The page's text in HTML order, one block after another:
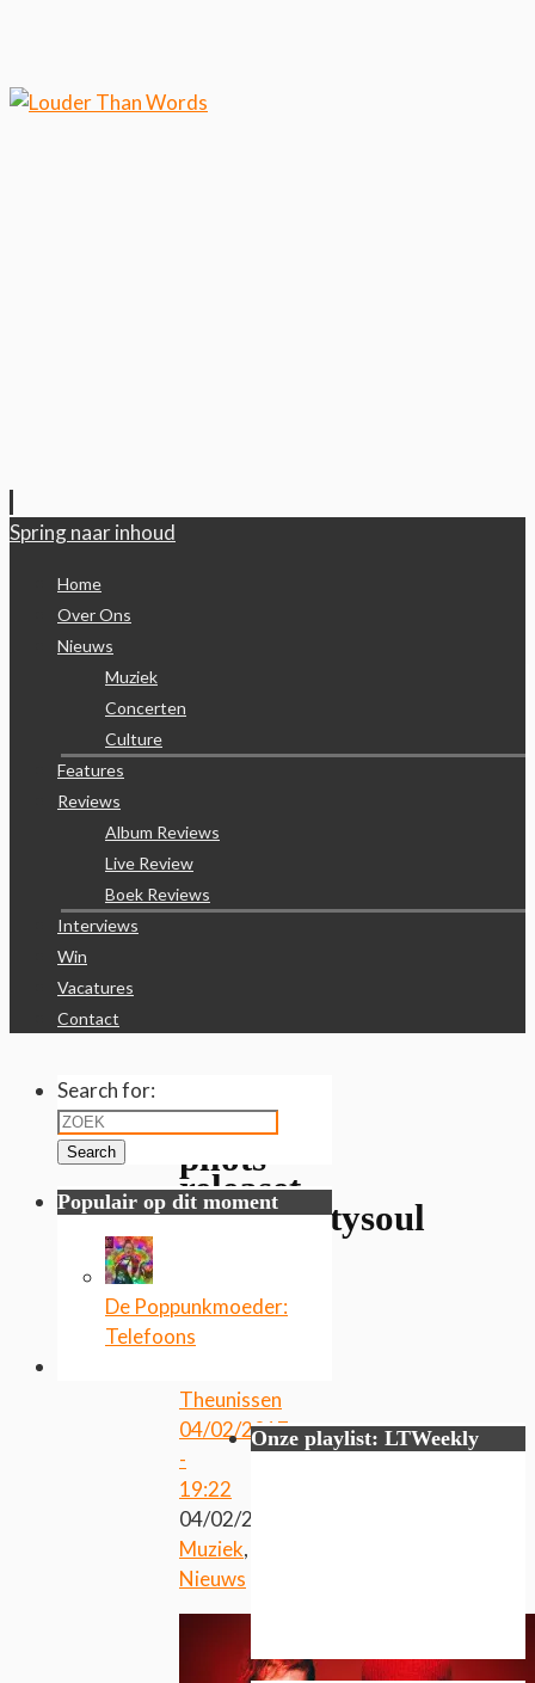
Spring naar inhoud
Home
Over Ons
Nieuws
Muziek
Concerten
Culture
Features
Reviews
Album Reviews
Live Review
Boek Reviews
Interviews
Win
Vacatures
Contact
twenty
one
pilots
releaset
Heavydirtysoul
Door
Theunissen
04/02/2017
-
19:22
04/02/2017
Muziek,
Nieuws
Search for:
Search
Populair op dit moment
De Poppunkmoeder:
Telefoons
Onze playlist: LTWeekly
weten over ons cookiegebruik.